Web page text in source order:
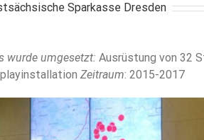
Sparkasse Dresden
wurde umgesetzt: Ausrüstung von 32
Zeitraum: 2015-2017